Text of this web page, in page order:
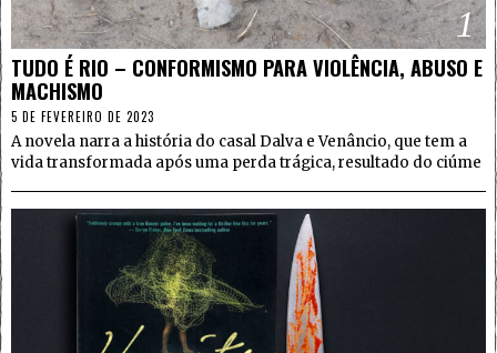
1
TUDO É RIO – CONFORMISMO PARA VIOLÊNCIA, ABUSO E
MACHISMO
5 DE FEVEREIRO DE 2023
A novela narra a história do casal Dalva e Venâncio, que tem a
vida transformada após uma perda trágica, resultado do ciúme